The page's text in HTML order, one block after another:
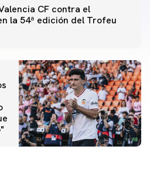
CF contra el
la 54ª edición del Trofeu
Newcastle United FC